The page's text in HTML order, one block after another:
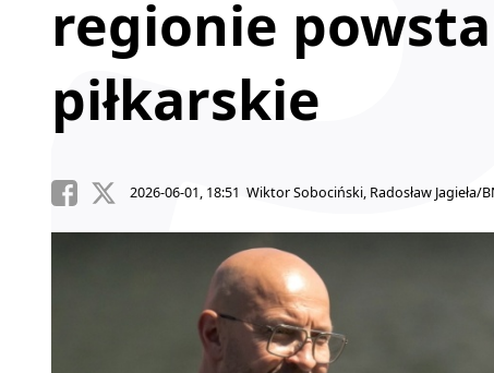
regionie
piłkarskie
2026-06-01, 18:51 Wiktor Sobociński, Radosław Jagieła/